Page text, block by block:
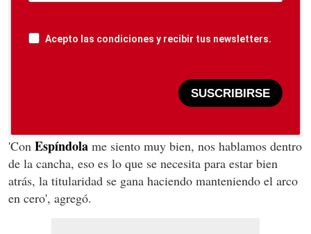
Acepto las condiciones y recibir tus newsletters.
SUSCRIBIRSE
'Con Espíndola me siento muy bien, nos hablamos dentro
de la cancha, eso es lo que se necesita para estar bien
atrás, la titularidad se gana haciendo manteniendo el arco
en cero', agregó.